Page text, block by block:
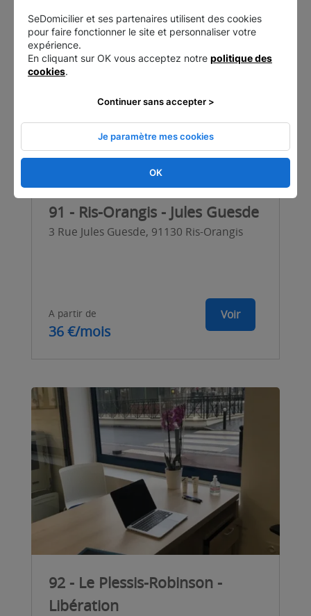
91 - Ris-Orangis - Jules Guesde
3 Rue Jules Guesde, 91130 Ris-Orangis
A partir de
36 €/mois
Voir
92 - Le Plessis-Robinson -
Libération
SeDomicilier et ses partenaires utilisent des cookies
pour faire fonctionner le site et personnaliser votre
expérience.
En cliquant sur OK vous acceptez notre politique des
cookies.
OK
Je paramètre mes cookies
Continuer sans accepter >